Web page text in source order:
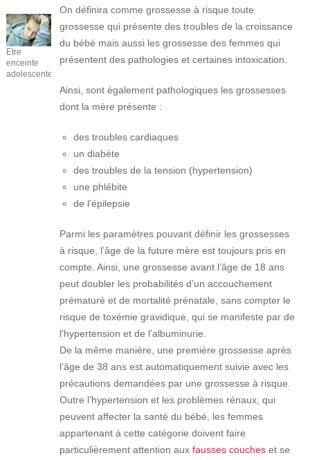
On définira comme grossesse à risque toute
grossesse qui présente des troubles de la croissance
du bébé mais aussi les grossesse des femmes qui
présentent des pathologies et certaines intoxication.
Ainsi, sont également pathologiques les grossesses
dont la mère présente :
des troubles cardiaques
un diabète
des troubles de la tension (hypertension)
une phlébite
de l’épilepsie
Parmi les paramètres pouvant définir les grossesses
à risque, l’âge de la future mère est toujours pris en
compte. Ainsi, une grossesse avant l’âge de 18 ans
peut doubler les probabilités d’un accouchement
prématuré et de mortalité prénatale, sans compter le
risque de toxémie gravidique, qui se manifeste par de
l’hypertension et de l’albuminurie.
De la même manière, une première grossesse après
l’âge de 38 ans est automatiquement suivie avec les
précautions demandées par une grossesse à risque.
Outre l’hypertension et les problèmes rénaux, qui
peuvent affecter la santé du bébé, les femmes
appartenant à cette catégorie doivent faire
particulièrement attention auxfausses couches et se
Etre
enceinte
adolescente